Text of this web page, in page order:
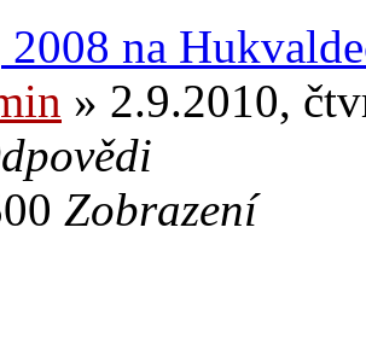
2008 na
» 2.9.2010,
Zobrazení